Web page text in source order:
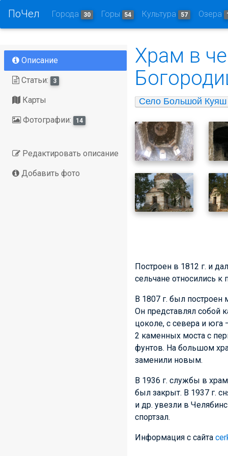
ПоЧел Города 30 Горы 54 Культура 57 Озера
Описание
Статьи: 3
Карты
Фотографии: 14
Редактировать описание
Добавить фото
Храм в
Село Большой Куяш
Построен в 1812 г. и
сельчане относились к
В 1807 г. был построен
Он представлял собой
цоколе, с севера и
2 каменных моста с
фунтов. На большом
заменили новым.
В 1936 г. службы в
был закрыт. В 1937 г.
и др. увезли в
спортзал.
Информация с сайта